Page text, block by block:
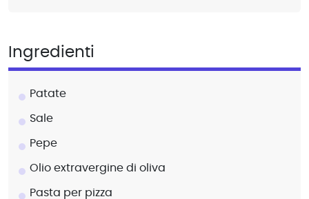
Ingredienti
Patate
Sale
Pepe
Olio extravergine di oliva
Pasta per pizza